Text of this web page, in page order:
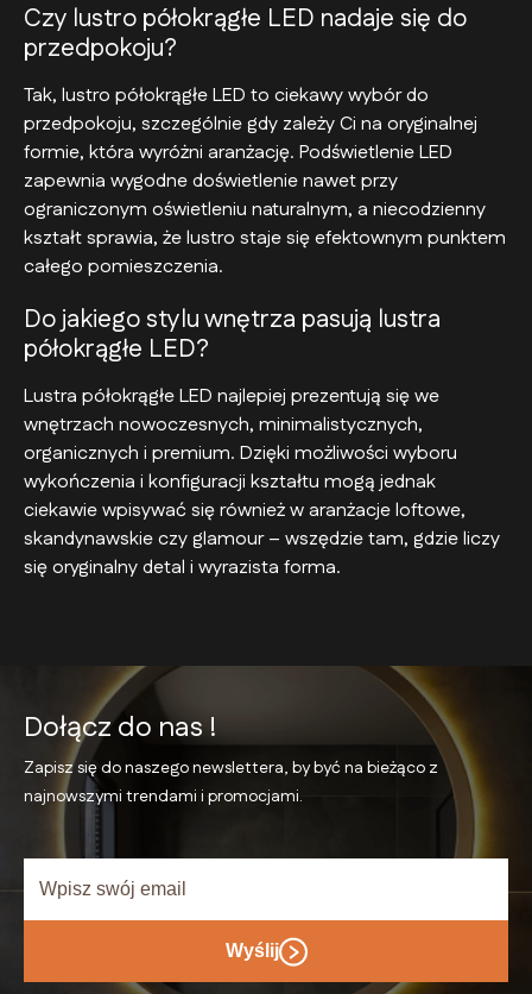
Czy lustro półokrągłe LED nadaje się do
przedpokoju?
Tak, lustro półokrągłe LED to ciekawy wybór do
przedpokoju, szczególnie gdy zależy Ci na oryginalnej
formie, która wyróżni aranżację. Podświetlenie LED
zapewnia wygodne doświetlenie nawet przy
ograniczonym oświetleniu naturalnym, a niecodzienny
kształt sprawia, że lustro staje się efektownym punktem
całego pomieszczenia.
Do jakiego stylu wnętrza pasują lustra
półokrągłe LED?
Lustra półokrągłe LED najlepiej prezentują się we
wnętrzach nowoczesnych, minimalistycznych,
organicznych i premium. Dzięki możliwości wyboru
wykończenia i konfiguracji kształtu mogą jednak
ciekawie wpisywać się również w aranżacje loftowe,
skandynawskie czy glamour – wszędzie tam, gdzie liczy
się oryginalny detal i wyrazista forma.
Dołącz do nas !
Zapisz się do naszego newslettera, by być na bieżąco z
najnowszymi trendami i promocjami.
Wyślij